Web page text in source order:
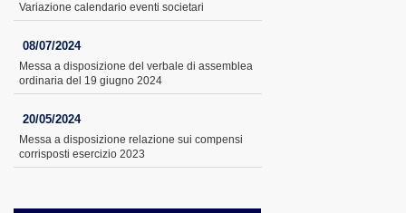
Variazione calendario eventi societari
08/07/2024
Messa a disposizione del verbale di assemblea
ordinaria del 19 giugno 2024
20/05/2024
Messa a disposizione relazione sui compensi
corrisposti esercizio 2023